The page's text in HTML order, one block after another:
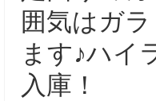
囲気はガ
ます♪ハイ
入庫！